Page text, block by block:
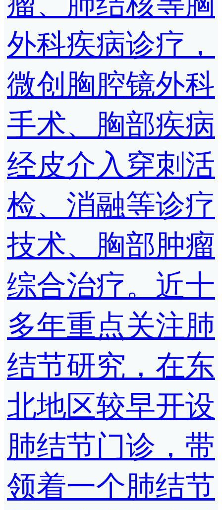
外科疾病诊疗，
微创胸腔镜外科
手术、胸部疾病
经皮介入穿刺活
检、消融等诊疗
技术、胸部肿瘤
综合治疗。近十
多年重点关注肺
结节研究，在东
北地区较早开设
肺结节门诊，带
领着一个肺结节